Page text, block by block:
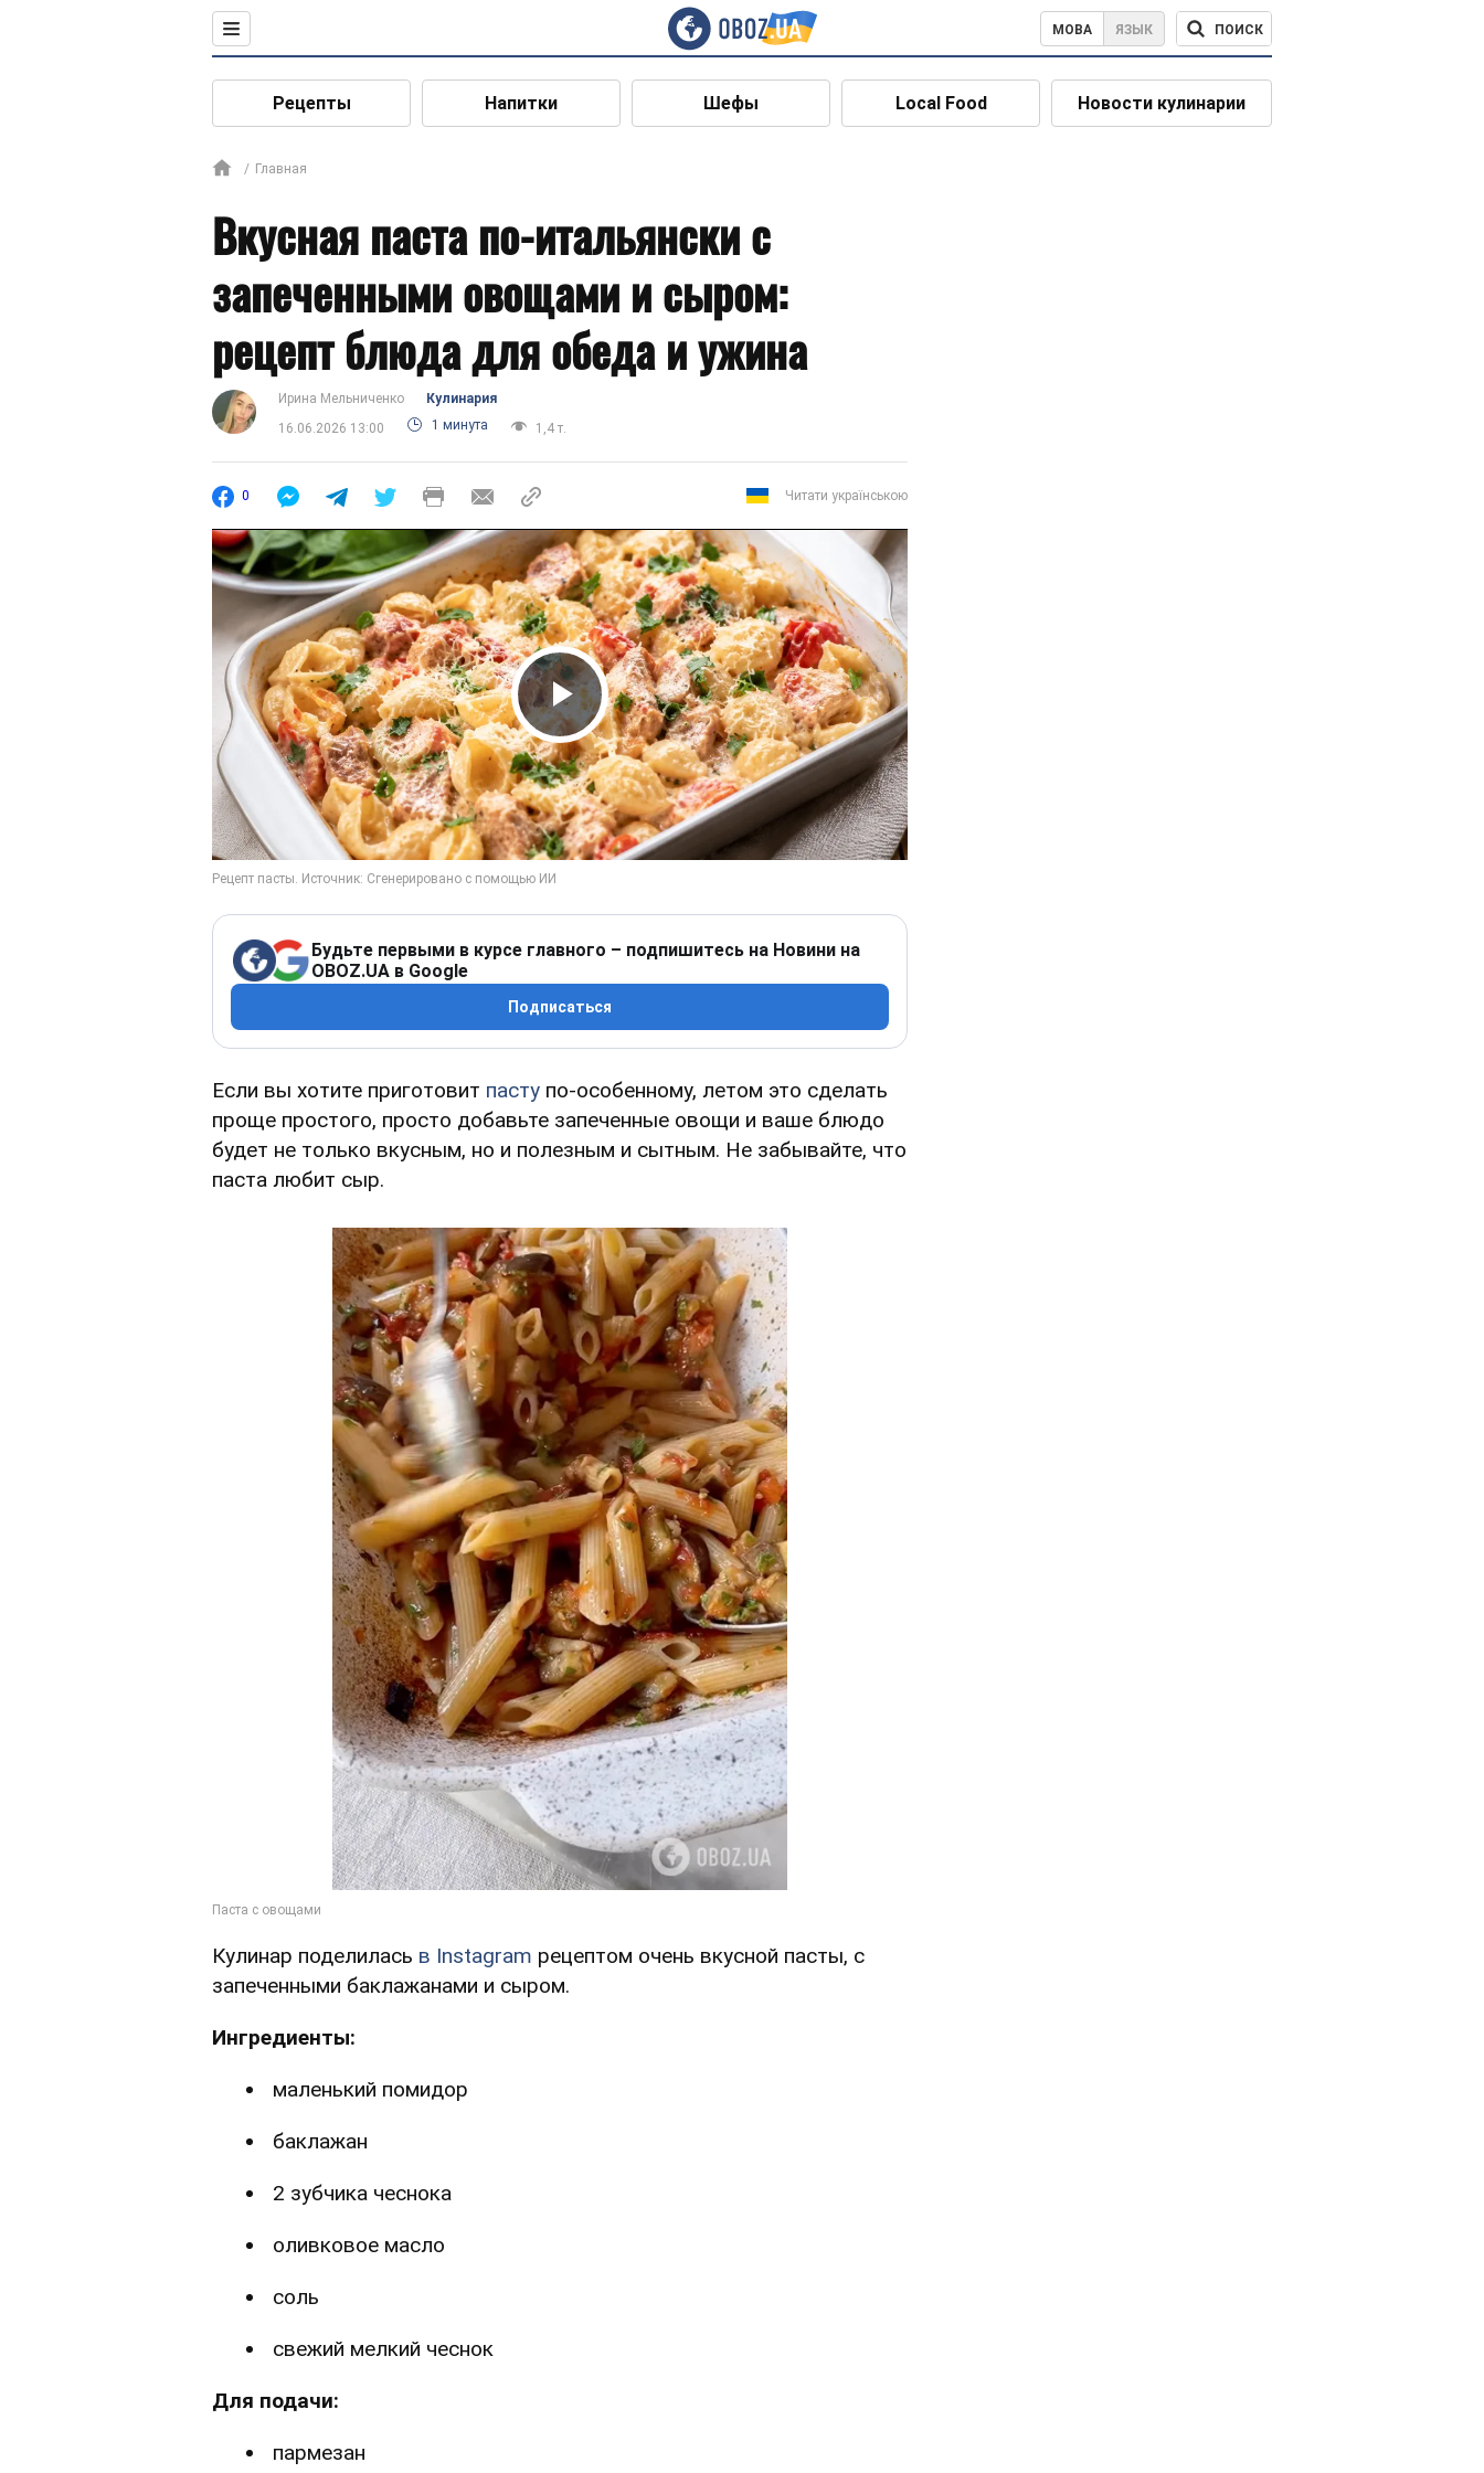
МОВА ЯЗЫК ПОИСК
Рецепты Напитки Шефы Local Food Новости кулинарии
Главная
Вкусная паста по-итальянски с
запеченными овощами и сыром:
рецепт блюда для обеда и ужина
Ирина Мельниченко
Кулинария
16.06.2026 13:00
1 минута 1,4 т.
0 Читати українською
Play Video
Будьте первыми в курсе главного – подпишитесь на Новини на
OBOZ.UA в Google
Подписаться
Если вы хотите приготовит пасту по-особенному, летом это сделать
проще простого, просто добавьте запеченные овощи и ваше блюдо
будет не только вкусным, но и полезным и сытным. Не забывайте, что
паста любит сыр.
Кулинар поделилась в Instagram рецептом очень вкусной пасты, с
запеченными баклажанами и сыром.
Ингредиенты:
маленький помидор
баклажан
2 зубчика чеснока
оливковое масло
соль
свежий мелкий чеснок
Для подачи:
пармезан